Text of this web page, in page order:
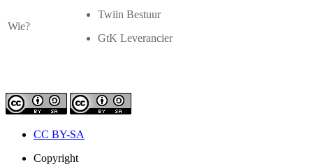
Wie?
Twiin Bestuur
GtK Leverancier
CC BY-SA
Copyright